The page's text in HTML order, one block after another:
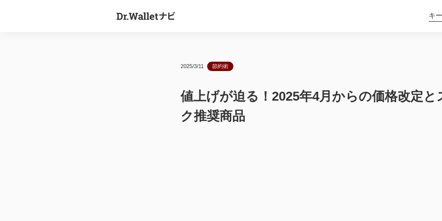
2025/3/11 節約術
値上げが迫る！2025年4月からの価格改定と
ク推奨商品